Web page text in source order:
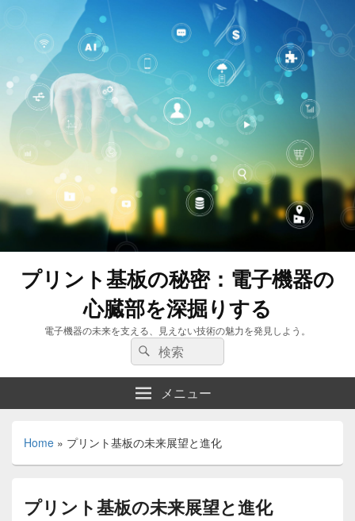
プリント基板の秘密：電子機器の
心臓部を深掘りする
電子機器の未来を支える、見えない技術の魅力を発見しよう。
検
索:
検
索
メニュー
Home » プリント基板の未来展望と進化
プリント基板の未来展望と進化